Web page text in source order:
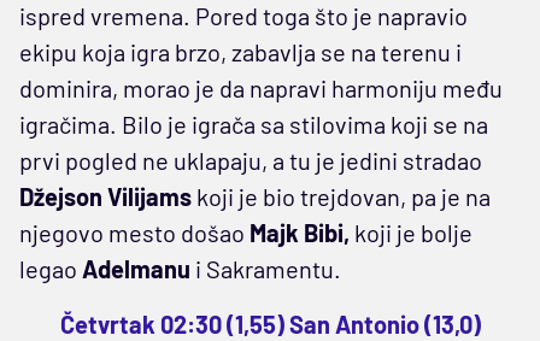
ispred vremena. Pored toga što je napravio
ekipu koja igra brzo, zabavlja se na terenu i
dominira, morao je da napravi harmoniju među
igračima. Bilo je igrača sa stilovima koji se na
prvi pogled ne uklapaju, a tu je jedini stradao
Džejson Vilijams koji je bio trejdovan, pa je na
njegovo mesto došao Majk Bibi, koji je bolje
legao Adelmanu i Sakramentu.
Četvrtak 02:30 (1,55) San Antonio (13,0)